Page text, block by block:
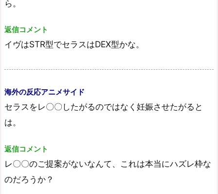
ら。
返信コメント
イヴはSTR型でセラスはDEX型かな。
海外の反応アニメサイド
セラスをレ〇〇したがるのではなく妊娠させたがると
は。
返信コメント
レ〇〇のご提案がないなんて、これは本当にハズレ枠な
のだろうか？